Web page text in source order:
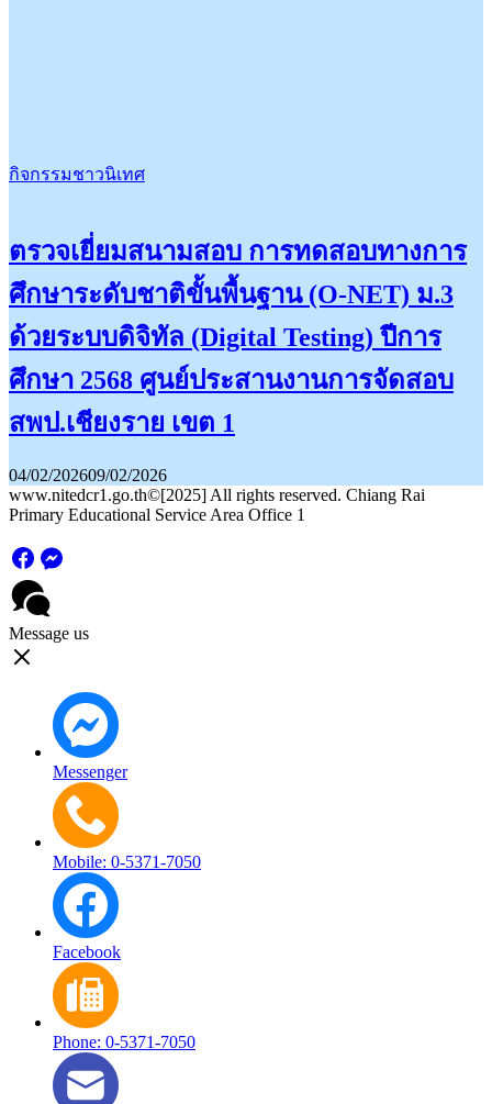
กิจกรรมชาวนิเทศ
ตรวจเยี่ยมสนามสอบ การทดสอบทางการ
ศึกษาระดับชาติขั้นพื้นฐาน (O-NET) ม.3
ด้วยระบบดิจิทัล (Digital Testing) ปีการ
ศึกษา 2568 ศูนย์ประสานงานการจัดสอบ
สพป.เชียงราย เขต 1
04/02/202609/02/2026
www.nitedcr1.go.th©[2025] All rights reserved. Chiang Rai
Primary Educational Service Area Office 1
Message us
Messenger
Mobile: 0-5371-7050
Facebook
Phone: 0-5371-7050